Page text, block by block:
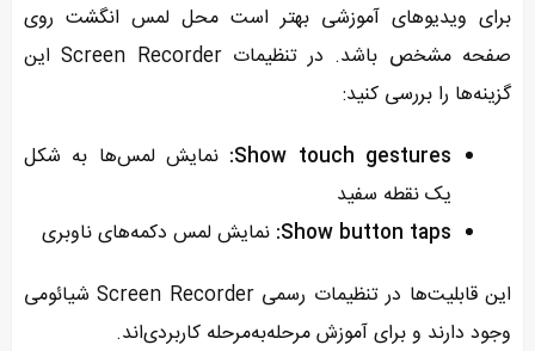
برای ویدیوهای آموزشی بهتر است محل لمس انگشت روی
صفحه مشخص باشد. در تنظیمات Screen Recorder این
گزینه‌ها را بررسی کنید:
Show touch gestures: نمایش لمس‌ها به شکل
یک نقطه سفید
Show button taps: نمایش لمس دکمه‌های ناوبری
این قابلیت‌ها در تنظیمات رسمی Screen Recorder شیائومی
وجود دارند و برای آموزش مرحله‌به‌مرحله کاربردی‌اند.